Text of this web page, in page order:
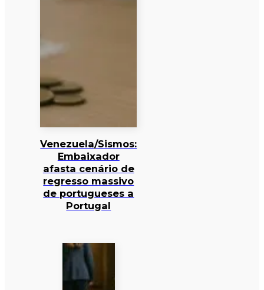
Venezuela/Sismos:
Embaixador
afasta cenário de
regresso massivo
de portugueses a
Portugal